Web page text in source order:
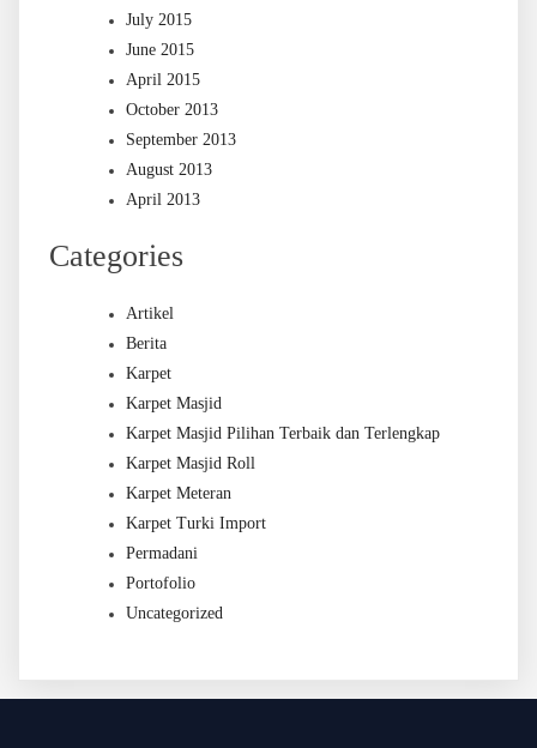
July 2015
June 2015
April 2015
October 2013
September 2013
August 2013
April 2013
Categories
Artikel
Berita
Karpet
Karpet Masjid
Karpet Masjid Pilihan Terbaik dan Terlengkap
Karpet Masjid Roll
Karpet Meteran
Karpet Turki Import
Permadani
Portofolio
Uncategorized